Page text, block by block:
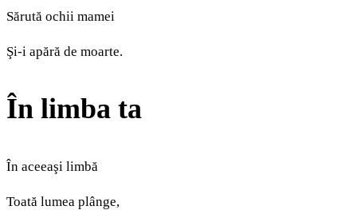
Sărută ochii mamei
Şi-i apără de moarte.
În limba ta
În aceeaşi limbă
Toată lumea plânge,